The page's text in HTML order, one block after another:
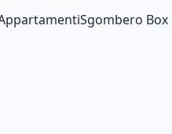
Sgombero Box